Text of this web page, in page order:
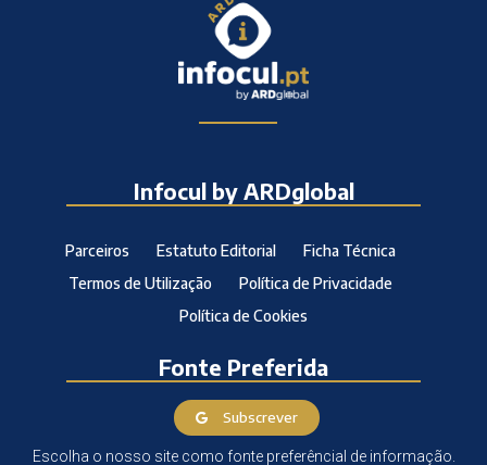
Infocul by ARDglobal
Parceiros Estatuto Editorial
Ficha Técnica
Termos de Utilização
Política de Privacidade
Política de Cookies
Fonte Preferida
Subscrever
Escolha o nosso site como fonte preferêncial de informação.